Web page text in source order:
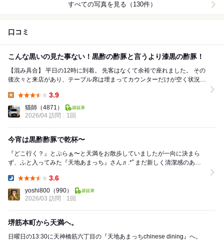
すべての写真を見る（130件）
口コミ
こんな黒いの見た事ない！黒酢の酢豚と言うより漆黒の酢豚！
【混み具合】 平日の12時に到着。 先客はなくて余裕で座れました。 その
後次々と来店があり、テーブル席は埋まってカウンターだけが空く状況で
3.9
猫師 （4871）
2026/04 訪問
1回
今宵は黒酢酢豚で乾杯〜
『どこ行く？』とぷらぁ〜と天満をお散歩していましたが一向に決まら
ず、ふと入ってみた『天地あまっち』さん♬.*ﾟまだ新しく清潔感のある
3.6
yoshi800 （990）
2026/03 訪問
1回
堺筋本町から天満へ。
日曜日の13:30に天神橋筋六丁目の『天地あまっちchinese dining』へ。